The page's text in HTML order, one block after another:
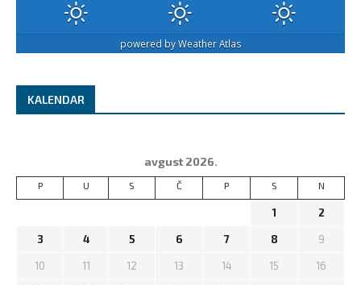
powered byWeather Atlas
KALENDAR
avgust 2026.
P U S Č P S N
1 2
3 4 5 6 7 8 9
10 11 12 13 14 15 16